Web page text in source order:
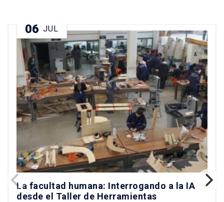
06 JUL
La facultad humana: Interrogando a la IA
desde el Taller de Herramientas